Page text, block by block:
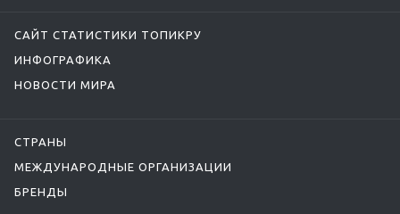
САЙТ СТАТИСТИКИ ТОПИКРУ
ИНФОГРАФИКА
НОВОСТИ МИРА
СТРАНЫ
МЕЖДУНАРОДНЫЕ ОРГАНИЗАЦИИ
БРЕНДЫ